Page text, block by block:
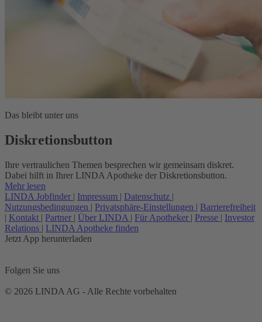
Das bleibt unter uns
Diskretionsbutton
Ihre vertraulichen Themen besprechen wir gemeinsam diskret.
Dabei hilft in Ihrer LINDA Apotheke der Diskretionsbutton.
Mehr lesen
LINDA Jobfinder | Impressum | Datenschutz |
Nutzungsbedingungen | Privatsphäre-Einstellungen | Barrierefreiheit
| Kontakt | Partner | Über LINDA | Für Apotheker | Presse | Investor
Relations | LINDA Apotheke finden
Jetzt App herunterladen
Folgen Sie uns
© 2026 LINDA AG - Alle Rechte vorbehalten